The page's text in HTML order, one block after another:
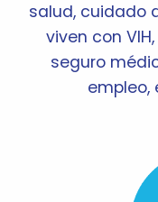
salud, cuidado
viven con
seguro
empleo,